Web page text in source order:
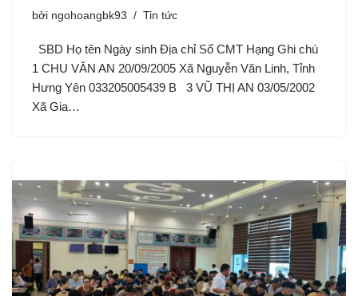
bởi ngohoangbk93 Tin tức
SBD Họ tên Ngày sinh Địa chỉ Số CMT Hạng Ghi chú
1 CHU VĂN AN 20/09/2005 Xã Nguyễn Văn Linh, Tỉnh
Hưng Yên 033205005439 B 3 VŨ THỊ AN 03/05/2002
Xã Gia…